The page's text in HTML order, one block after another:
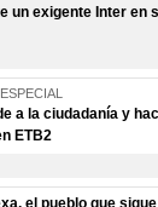
un exigente Inter en
a la ciudadanía y
ETB2
el pueblo que